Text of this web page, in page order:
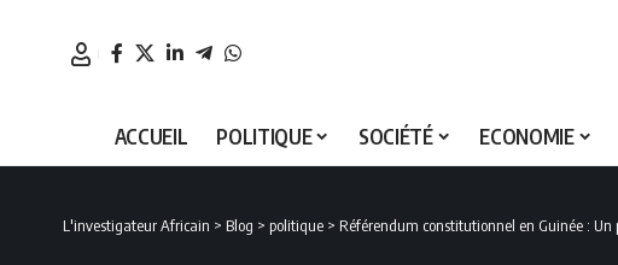
ACCUEIL POLITIQUE SOCIÉTÉ ECONOMIE
L'investigateur Africain > Blog > politique > Référendum constitutionnel en Guinée :